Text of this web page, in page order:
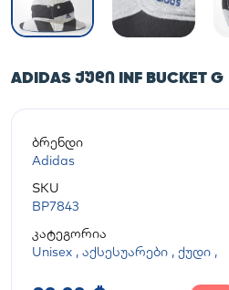
ADIDAS ᲥᲣᲓᲘ INF BUCKET G
ბრენდი
Adidas
SKU
BP7843
კატეგორია
Unisex , აქსესუარები , ქუდი ,